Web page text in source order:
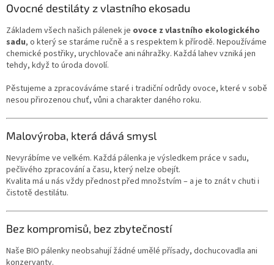
Ovocné destiláty z vlastního ekosadu
Základem všech našich pálenek je ovoce z vlastního ekologického
sadu, o který se staráme ručně a s respektem k přírodě. Nepoužíváme
chemické postřiky, urychlovače ani náhražky. Každá lahev vzniká jen
tehdy, když to úroda dovolí.
Pěstujeme a zpracováváme staré i tradiční odrůdy ovoce, které v sobě
nesou přirozenou chuť, vůni a charakter daného roku.
Malovýroba, která dává smysl
Nevyrábíme ve velkém. Každá pálenka je výsledkem práce v sadu,
pečlivého zpracování a času, který nelze obejít.
Kvalita má u nás vždy přednost před množstvím – a je to znát v chuti i
čistotě destilátu.
Bez kompromisů, bez zbytečností
Naše BIO pálenky neobsahují žádné umělé přísady, dochucovadla ani
konzervanty.